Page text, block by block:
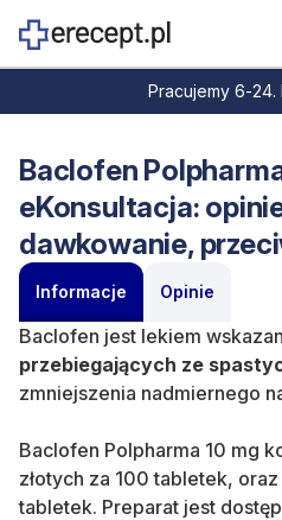
Pracujemy 6-
Baclofen
eKonsultacja:
dawkowanie,
Informacje Opinie
Baclofen jest lekiem
przebiegających ze
zmniejszenia nadmiernego
Baclofen Polpharma 10 mg
złotych za 100 tabletek,
tabletek. Preparat jest